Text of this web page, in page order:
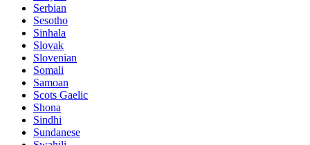
Serbian
Sesotho
Sinhala
Slovak
Slovenian
Somali
Samoan
Scots Gaelic
Shona
Sindhi
Sundanese